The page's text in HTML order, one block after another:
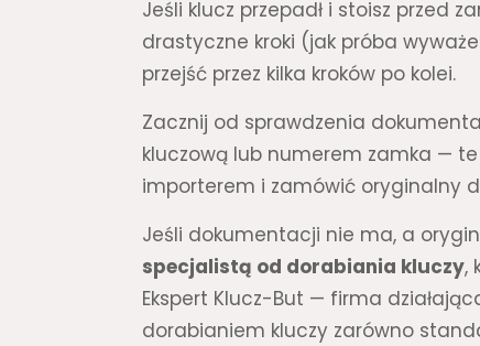
Jeśli klucz przepadł i stoisz przed
drastyczne kroki (jak próba
przejść przez kilka kroków po kolei.
Zacznij od sprawdzenia
kluczową lub numerem zamka —
importerem i zamówić oryginalny
Jeśli dokumentacji nie ma, a
specjalistą od dorabiania kluczy,
Ekspert Klucz-But — firma
dorabianiem kluczy zarówno